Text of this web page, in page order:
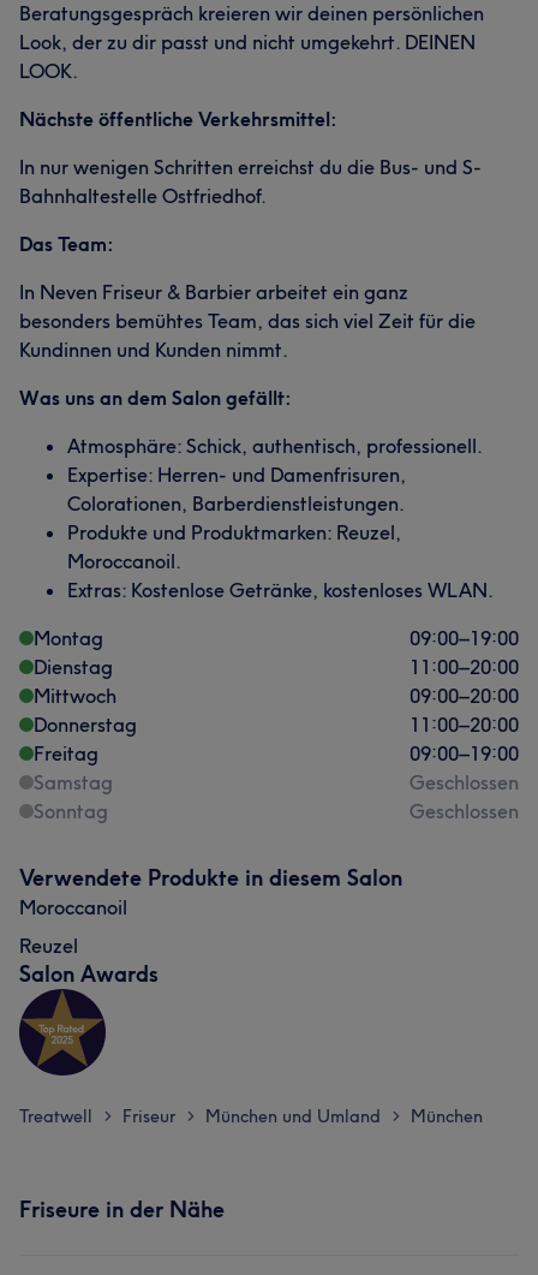
Talentiert 9
Beratungsgespräch kreieren wir deinen persönlichen
Look, der zu dir passt und nicht umgekehrt. DEINEN
LOOK.
Nächste öffentliche Verkehrsmittel:
In nur wenigen Schritten erreichst du die Bus- und S-
Bahnhaltestelle Ostfriedhof.
Das Team:
In Neven Friseur & Barbier arbeitet ein ganz
besonders bemühtes Team, das sich viel Zeit für die
Kundinnen und Kunden nimmt.
Was uns an dem Salon gefällt:
Atmosphäre: Schick, authentisch, professionell.
Expertise: Herren- und Damenfrisuren,
Colorationen, Barberdienstleistungen.
Produkte und Produktmarken: Reuzel,
Moroccanoil.
Extras: Kostenlose Getränke, kostenloses WLAN.
Montag
09:00–19:00
Dienstag
11:00–20:00
Mittwoch
09:00–20:00
Donnerstag
11:00–20:00
Freitag
09:00–19:00
Samstag
Geschlossen
Sonntag
Geschlossen
Verwendete Produkte in diesem Salon
Moroccanoil
Reuzel
Salon Awards
Treatwell > Friseur > München und Umland > München
Friseure in der Nähe